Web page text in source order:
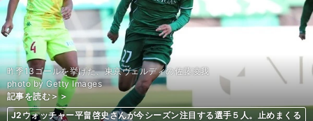
記事を読む＞＞
小野伸二、引退も頭によぎるプロ25年目のシーズン。「ヤットからは刺
記事を読む＞＞
興梠慎三「選手としてのモチベーションはあまりなかったかも」。そこか
記事を読む＞＞
河村勇輝、３度目のＢリーグ挑戦でプレースタイルに変化。アシスト倍
記事を読む＞＞
槙野智章に涙は似合わない。新天地ヴィッセルではエンターテイナーとし
記事を読む＞＞
イニエスタが語る、ニッポンへの愛。いつかは日本代表監督「イニエス
記事を読む＞＞
J1リーグ３連覇のキーマン、脇坂泰斗26歳。「ミスターフロンターレ」
記事を読む＞＞
フェブラリーＳでソダシの捲土重来が期待できるわけ。「不敗伝説」など
記事を読む＞＞
フェブラリーＳは今年も荒れるか。「お得意様」の血統から連対しそうな
記事を読む＞＞
豪華メンバー集結も激戦必至のフェブラリーＳ。トップジョッキーが乗る
記事を読む＞＞
フェブラリーＳは本命不在の大混戦。年齢不安ない９歳馬が得意舞台で大
記事を読む＞＞
ほのかが汚名返上を狙うフェブラリーS。気になる６頭の中から選んだ本
昨季13ゴールを挙げた、東京ヴェルディの佐藤凌我
photo by Getty Images
記事を読む＞＞
J2ウォッチャー平畠啓史さんが今シーズン注目する選手５人。止めまくる
記事を読む＞＞
2022シーズンもJ2は面白ポイント満載。平畠啓史さんが注目チームの見